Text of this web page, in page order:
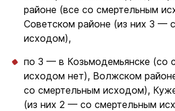
районе (все со смертельным
Советском районе (из них 3 —
исходом),
по 3 — в Козьмодемьянске (со
исходом нет), Волжском
со смертельным исходом),
(из них 2 — со смертельным